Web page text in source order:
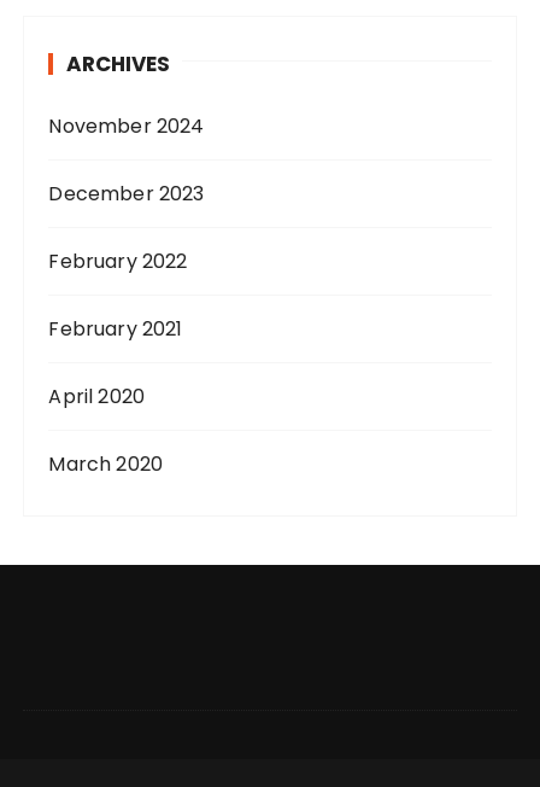
ARCHIVES
November 2024
December 2023
February 2022
February 2021
April 2020
March 2020